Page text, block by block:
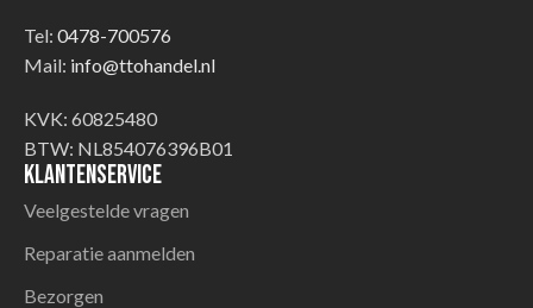
Tel: 0478-700576
Mail: info@ttohandel.nl
KVK: 60825480
BTW: NL854076396B01
Klantenservice
Veelgestelde vragen
Reparatie aanmelden
Bezorgen